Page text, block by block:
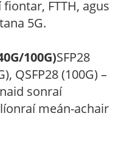
FTTH, agus
5G.
100G)SFP28
QSFP28 (100G) –
sonraí
meán-achair